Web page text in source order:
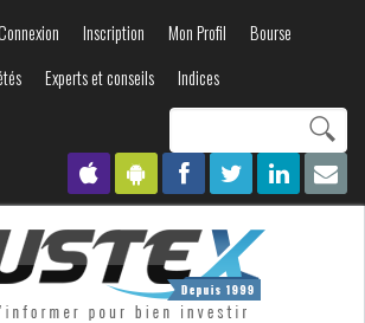
contenu
Inscription Mon Profil
Bourse
Experts et conseils Indices
recherche